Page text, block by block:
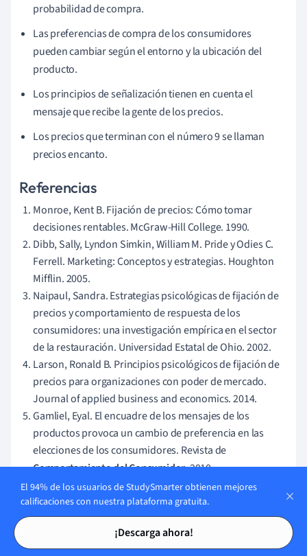
Tarjetas de estudio
Tarjetas de estudio
probabilidad de compra.
Las preferencias de compra de los consumidores
pueden cambiar según el entorno y la ubicación del
producto.
Los principios de señalización tienen en cuenta el
mensaje que recibe la gente de los precios.
Los precios que terminan con el número 9 se llaman
precios encanto.
Referencias
Monroe, Kent B. Fijación de precios: Cómo tomar
decisiones rentables. McGraw-Hill College. 1990.
Dibb, Sally, Lyndon Simkin, William M. Pride y Odies C.
Ferrell. Marketing: Conceptos y estrategias. Houghton
Mifflin. 2005.
Naipaul, Sandra. Estrategias psicológicas de fijación de
precios y comportamiento de respuesta de los
consumidores: una investigación empírica en el sector
de la restauración. Universidad Estatal de Ohio. 2002.
Larson, Ronald B. Principios psicológicos de fijación de
precios para organizaciones con poder de mercado.
Journal of applied business and economics. 2014.
Gamliel, Eyal. El encuadre de los mensajes de los
productos provoca un cambio de preferencia en las
elecciones de los consumidores. Revista de
Comportamiento del Consumidor. 2010.
Simonson, Itamar, y Amos Tversky. Elección en contexto:
Contraste de compensaciones y aversión a lo extremo.
Journal of marketing research 29, no. 3. 1992.
Sally Khallash. Nunca incluyas el envío gratuito: guía de
El 94% de los usuarios de StudySmarter obtienen mejores
calificaciones con nuestra plataforma gratuita.
¡Descarga ahora!